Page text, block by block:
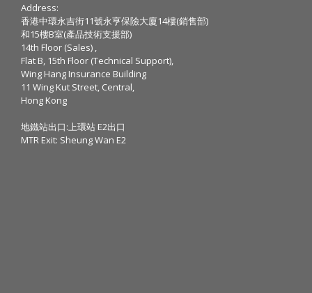
Address:
香港中環永吉街11號永亨保險大廈14樓(銷售部)
和15樓B室(產品技術支援部)
14th Floor (Sales) ,
Flat B, 15th Floor (Technical Support),
Wing Hang Insurance Building
11 Wing Kut Street, Central,
Hong Kong
地鐵站出口:上環站 E2出口
MTR Exit: Sheung Wan E2